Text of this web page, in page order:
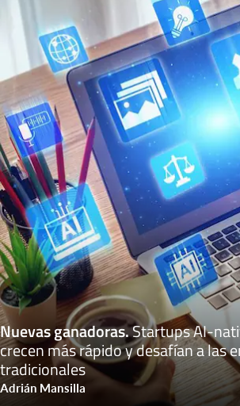
Nuevas ganadoras.Startups AI-
crecen más rápido y desafían a las
tradicionales
Adrián Mansilla